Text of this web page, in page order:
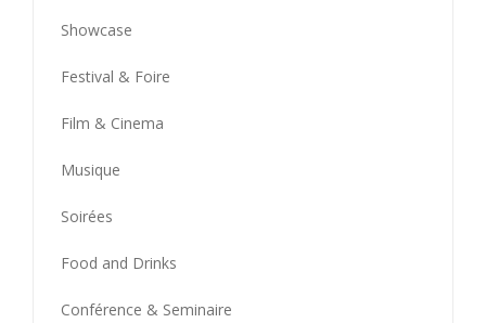
Showcase
Festival & Foire
Film & Cinema
Musique
Soirées
Food and Drinks
Conférence & Seminaire